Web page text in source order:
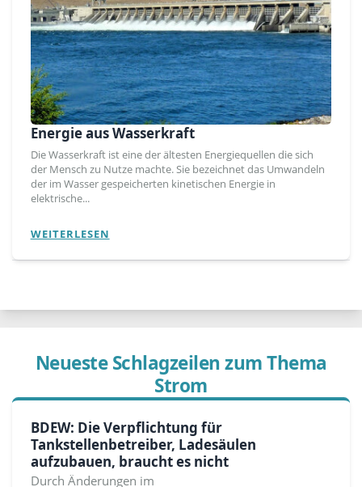
Energie aus Wasserkraft
Die Wasserkraft ist eine der ältesten Energiequellen die sich
der Mensch zu Nutze machte. Sie bezeichnet das Umwandeln
der im Wasser gespeicherten kinetischen Energie in
elektrische...
WEITERLESEN
Neueste Schlagzeilen zum Thema
Strom
BDEW: Die Verpflichtung für
Tankstellenbetreiber, Ladesäulen
aufzubauen, braucht es nicht
Durch Änderungen im